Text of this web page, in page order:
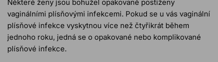
Některé ženy jsou bohužel opakovaně postiženy
vaginálními plísňovými infekcemi. Pokud se u vás vaginální
plísňové infekce vyskytnou více než čtyřikrát během
jednoho roku, jedná se o opakované nebo komplikované
plísňové infekce.